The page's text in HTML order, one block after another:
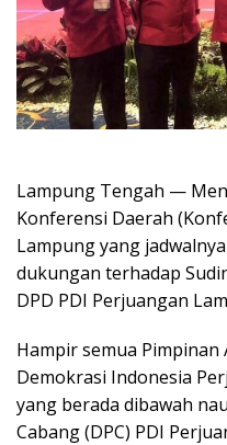
Lampung Tengah —
Konferensi Daerah
Lampung yang
dukungan terhadap
DPD PDI Perjuangan
Hampir semua Pimpinan
Demokrasi Indonesia
yang berada dibawah
Cabang (DPC) PDI